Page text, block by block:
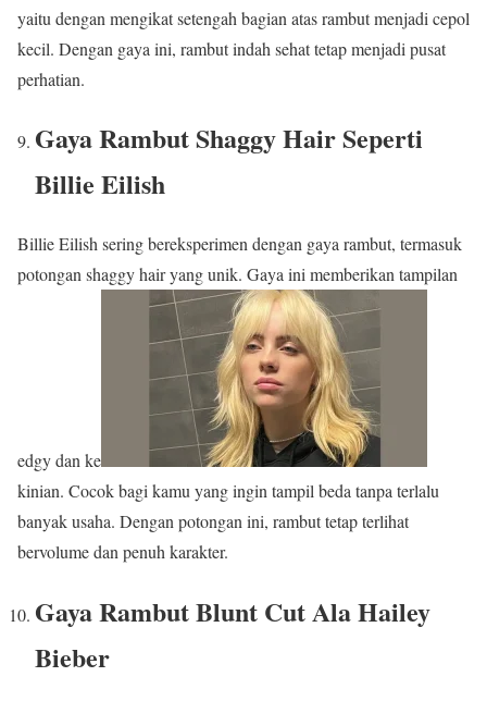
yaitu dengan mengikat setengah bagian atas rambut menjadi cepol
kecil. Dengan gaya ini, rambut indah sehat tetap menjadi pusat
perhatian.
Gaya RambutShaggy Hair Seperti
Billie Eilish
Billie Eilish sering bereksperimen dengan gaya rambut, termasuk
potongan shaggy hair yang unik. Gaya ini memberikan tampilan
edgy dan ke
kinian. Cocok bagi kamu yang ingin tampil beda tanpa terlalu
banyak usaha. Dengan potongan ini, rambut tetap terlihat
bervolume dan penuh karakter.
Gaya Rambut Blunt Cut Ala Hailey
Bieber